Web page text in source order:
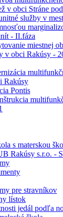
v obci Stráne
služby v
- II.fáza
miestnej
v obci Rakúsy -
Rakúsy
Pontis
s materskou
Rakúsy s.r.o. -
pre stravníkov
lístok
jedál podľa